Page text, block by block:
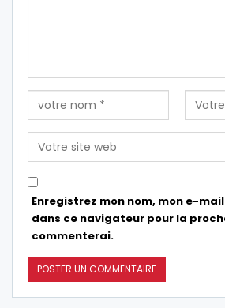
Enregistrez mon nom, mon e-
dans ce navigateur pour la
commenterai.